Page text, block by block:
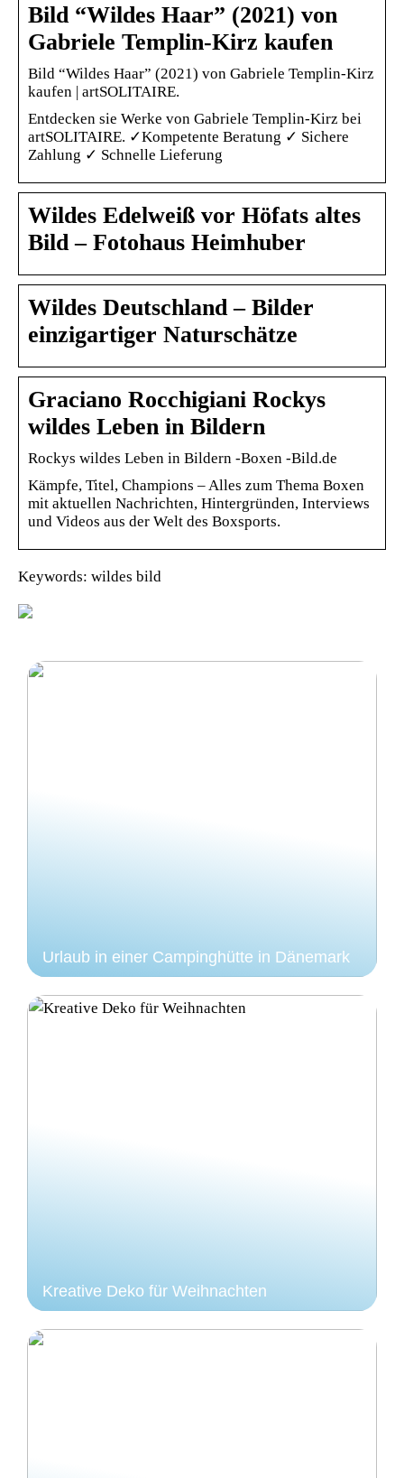
Bild “Wildes Haar” (2021) von
Gabriele Templin-Kirz kaufen
Bild “Wildes Haar” (2021) von Gabriele Templin-Kirz
kaufen | artSOLITAIRE.
Entdecken sie Werke von Gabriele Templin-Kirz bei
artSOLITAIRE. ✓Kompetente Beratung ✓ Sichere
Zahlung ✓ Schnelle Lieferung
Wildes Edelweiß vor Höfats altes
Bild – Fotohaus Heimhuber
Wildes Deutschland – Bilder
einzigartiger Naturschätze
Graciano Rocchigiani Rockys
wildes Leben in Bildern
Rockys wildes Leben in Bildern -Boxen -Bild.de
Kämpfe, Titel, Champions – Alles zum Thema Boxen
mit aktuellen Nachrichten, Hintergründen, Interviews
und Videos aus der Welt des Boxsports.
Keywords: wildes bild
Urlaub in einer Campinghütte in Dänemark
Kreative Deko für Weihnachten